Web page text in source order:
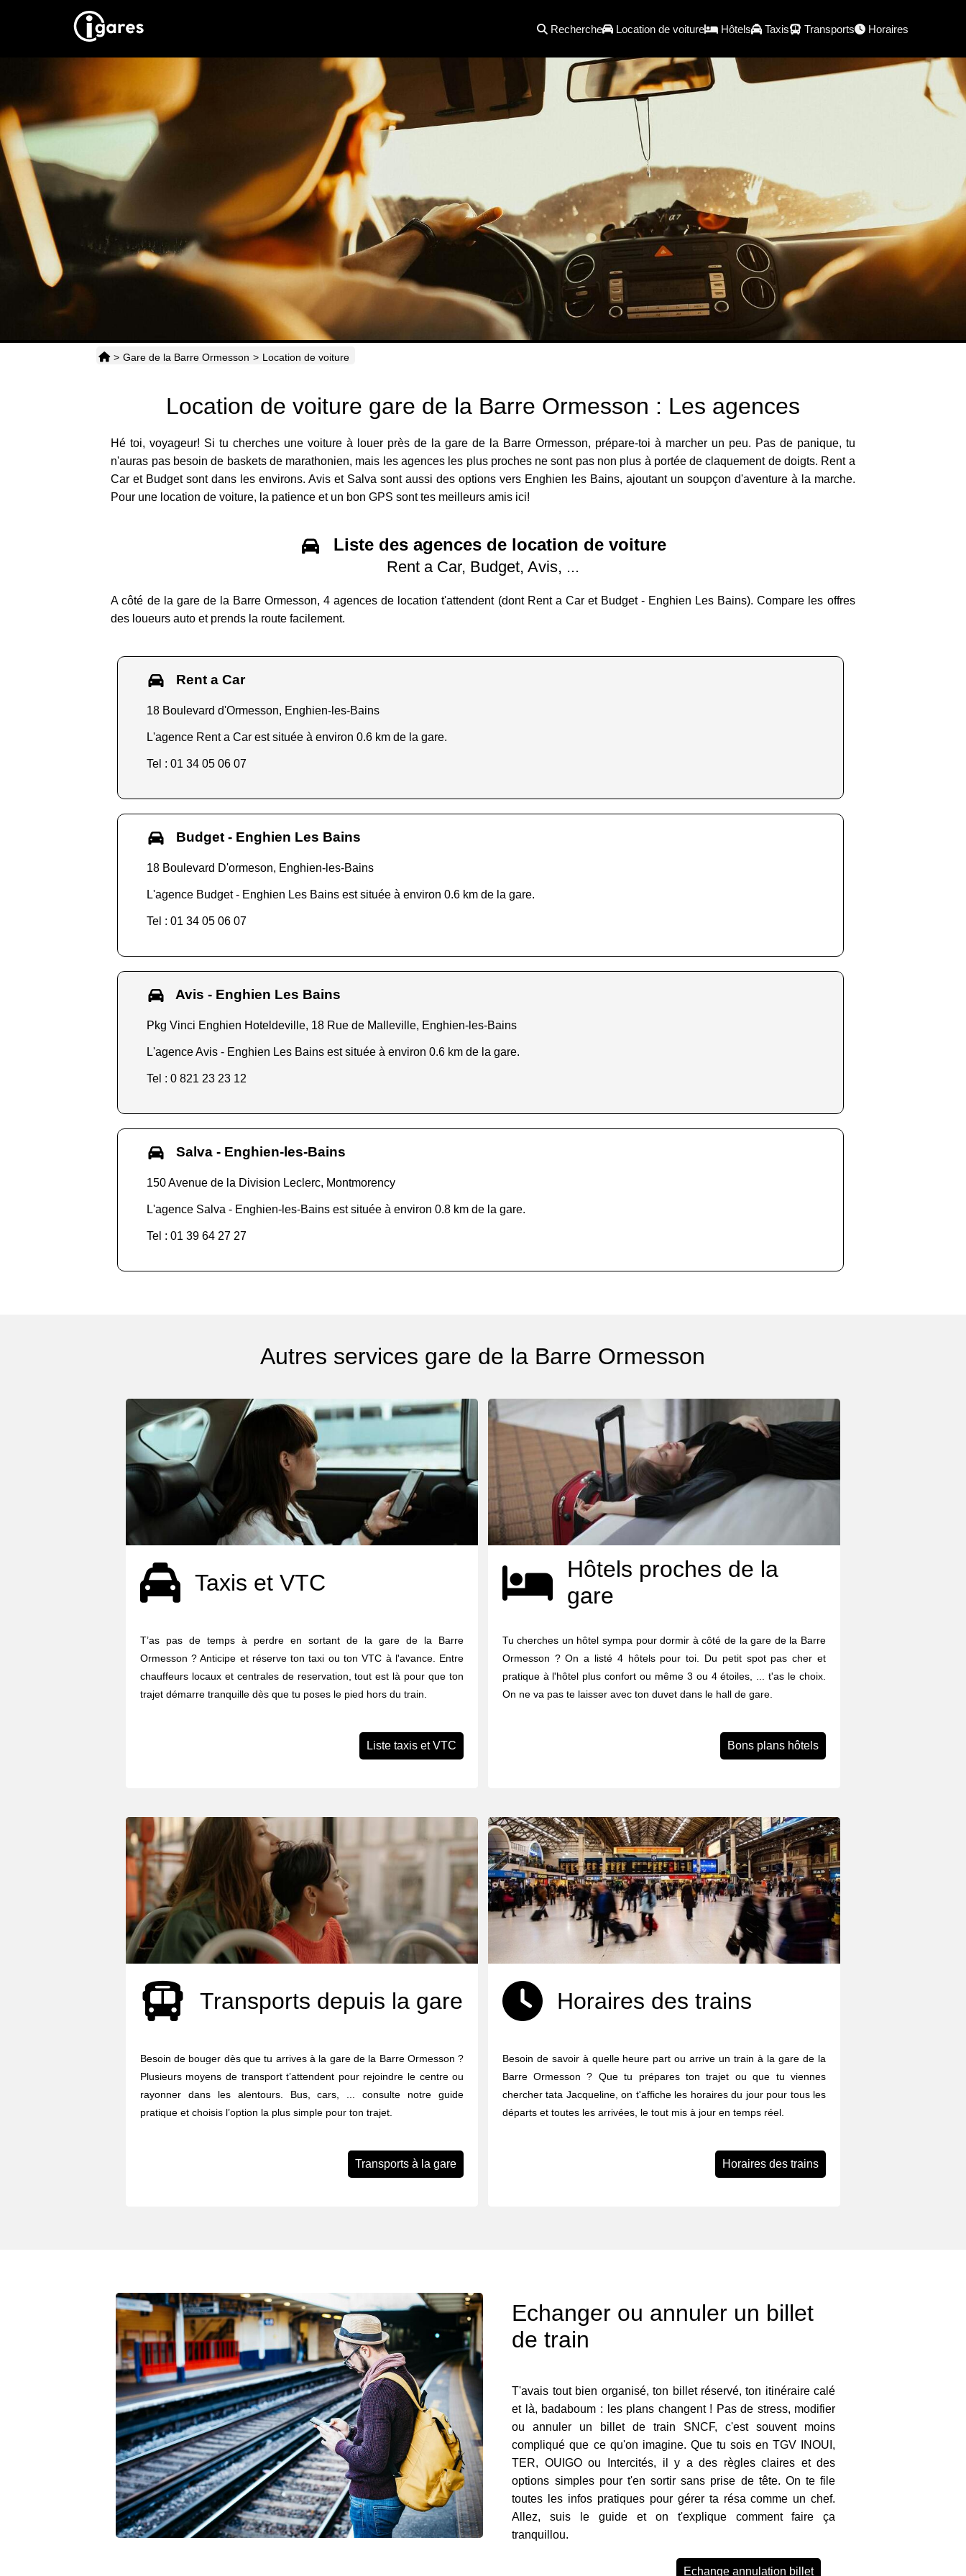
Recherche Location de voiture Hôtels Taxis Transports Horaires
> Gare de la Barre Ormesson > Location de voiture
Location de voiture gare de la Barre Ormesson : Les agences
Hé toi, voyageur! Si tu cherches une voiture à louer près de la gare de la Barre Ormesson, prépare-toi à marcher un peu. Pas de panique, tu
n'auras pas besoin de baskets de marathonien, mais les agences les plus proches ne sont pas non plus à portée de claquement de doigts. Rent a
Car et Budget sont dans les environs. Avis et Salva sont aussi des options vers Enghien les Bains, ajoutant un soupçon d'aventure à la marche.
Pour une location de voiture, la patience et un bon GPS sont tes meilleurs amis ici!
Liste des agences de location de voiture
Rent a Car, Budget, Avis, ...
A côté de la gare de la Barre Ormesson, 4 agences de location t'attendent (dont Rent a Car et Budget - Enghien Les Bains). Compare les offres
des loueurs auto et prends la route facilement.
Rent a Car
18 Boulevard d'Ormesson, Enghien-les-Bains
L'agence Rent a Car est située à environ 0.6 km de la gare.
Tel : 01 34 05 06 07
Budget - Enghien Les Bains
18 Boulevard D'ormeson, Enghien-les-Bains
L'agence Budget - Enghien Les Bains est située à environ 0.6 km de la gare.
Tel : 01 34 05 06 07
Avis - Enghien Les Bains
Pkg Vinci Enghien Hoteldeville, 18 Rue de Malleville, Enghien-les-Bains
L'agence Avis - Enghien Les Bains est située à environ 0.6 km de la gare.
Tel : 0 821 23 23 12
Salva - Enghien-les-Bains
150 Avenue de la Division Leclerc, Montmorency
L'agence Salva - Enghien-les-Bains est située à environ 0.8 km de la gare.
Tel : 01 39 64 27 27
Autres services gare de la Barre Ormesson
Taxis et VTC
T’as pas de temps à perdre en sortant de la gare de la Barre
Ormesson ? Anticipe et réserve ton taxi ou ton VTC à l'avance. Entre
chauffeurs locaux et centrales de reservation, tout est là pour que ton
trajet démarre tranquille dès que tu poses le pied hors du train.
Liste taxis et VTC
Hôtels proches de la
gare
Tu cherches un hôtel sympa pour dormir à côté de la gare de la Barre
Ormesson ? On a listé 4 hôtels pour toi. Du petit spot pas cher et
pratique à l'hôtel plus confort ou même 3 ou 4 étoiles, ... t'as le choix.
On ne va pas te laisser avec ton duvet dans le hall de gare.
Bons plans hôtels
Transports depuis la gare
Besoin de bouger dès que tu arrives à la gare de la Barre Ormesson ?
Plusieurs moyens de transport t’attendent pour rejoindre le centre ou
rayonner dans les alentours. Bus, cars, ... consulte notre guide
pratique et choisis l’option la plus simple pour ton trajet.
Transports à la gare
Horaires des trains
Besoin de savoir à quelle heure part ou arrive un train à la gare de la
Barre Ormesson ? Que tu prépares ton trajet ou que tu viennes
chercher tata Jacqueline, on t'affiche les horaires du jour pour tous les
départs et toutes les arrivées, le tout mis à jour en temps réel.
Horaires des trains
Echanger ou annuler un billet
de train
T'avais tout bien organisé, ton billet réservé, ton itinéraire calé
et là, badaboum : les plans changent ! Pas de stress, modifier
ou annuler un billet de train SNCF, c'est souvent moins
compliqué que ce qu'on imagine. Que tu sois en TGV INOUI,
TER, OUIGO ou Intercités, il y a des règles claires et des
options simples pour t'en sortir sans prise de tête. On te file
toutes les infos pratiques pour gérer ta résa comme un chef.
Allez, suis le guide et on t'explique comment faire ça
tranquillou.
Echange annulation billet